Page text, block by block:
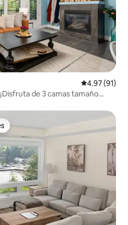
Calificación
4.97 (91)
de 3 camas tamaño